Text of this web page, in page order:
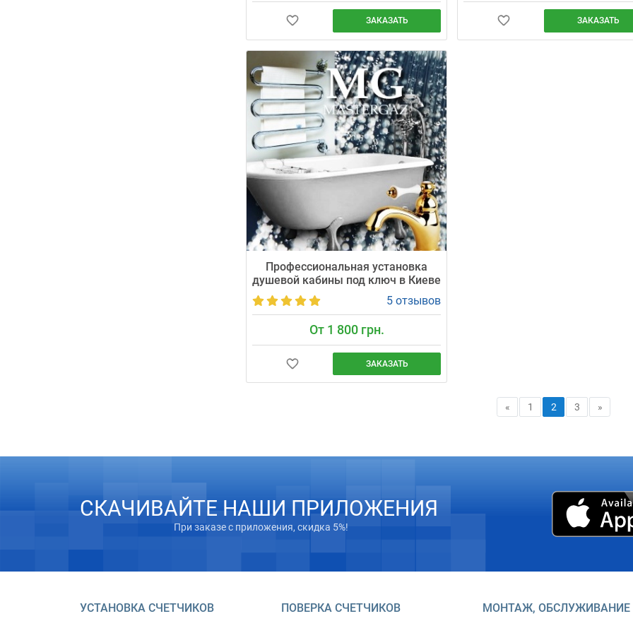
ЗАКАЗАТЬ
Устанавливаем и меняем радиаторы с
гарантией 24 месяца. Мастер приезжает
строго в оговорённый интервал (±30
мин). Базовая стоимость — от 1600 грн
за точку.
ЗАКАЗАТЬ
Профессиональная установка
душевой кабины под ключ в Киеве
5 отзывов
От 1 800 грн.
ЗАКАЗАТЬ
« 1 2 3 »
СКАЧИВАЙТЕ НАШИ ПРИЛОЖЕНИЯ
При заказе с приложения, скидка 5%!
УСТАНОВКА СЧЕТЧИКОВ ПОВЕРКА СЧЕТЧИКОВ МОНТАЖ, ОБСЛУЖИВАНИЕ